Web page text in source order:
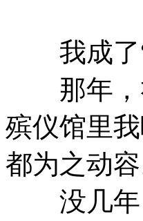
我成了“
那年，
殡仪馆里
都为之动容
没几年